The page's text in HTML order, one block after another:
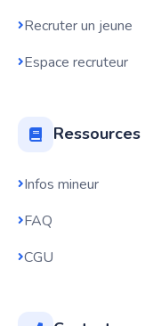
Recruter un jeune
Espace recruteur
Ressources
Infos mineur
FAQ
CGU